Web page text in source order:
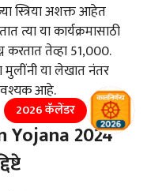
स्त्रिया अशक्त आहेत
त्या या कार्यक्रमासाठी
करतात तेव्हा 51,000.
मुलींनी या लेखात नंतर
आहे.
Yojana 2024
2026 कॅलेंडर